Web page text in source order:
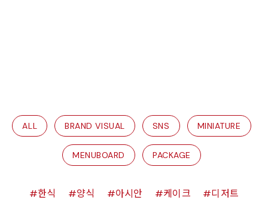
ALL BRAND VISUAL SNS MINIATURE
MENUBOARD PACKAGE
한식 양식 아시안 케이크 디저트